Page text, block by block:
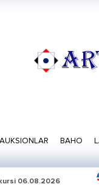
AUKSIONLAR BAHO
06.08.2026